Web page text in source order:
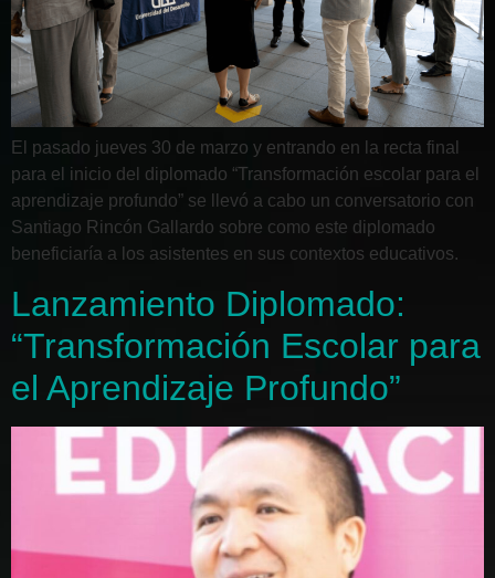
El pasado jueves 30 de marzo y entrando en la recta final
para el inicio del diplomado “Transformación escolar para el
aprendizaje profundo” se llevó a cabo un conversatorio con
Santiago Rincón Gallardo sobre como este diplomado
beneficiaría a los asistentes en sus contextos educativos.
Lanzamiento Diplomado:
“Transformación Escolar para
el Aprendizaje Profundo”